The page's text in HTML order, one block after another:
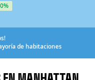
de habitaciones